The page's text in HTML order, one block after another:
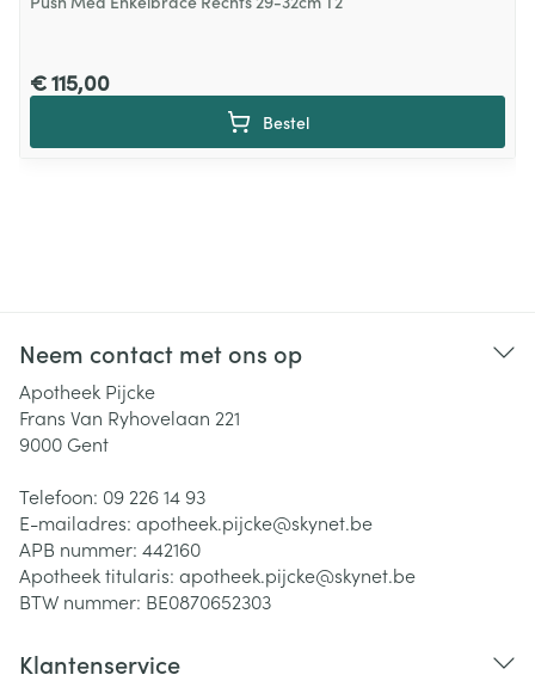
€ 115,00
Bestel
Neem contact met ons op
Apotheek Pijcke
Frans Van Ryhovelaan 221
9000 Gent
Telefoon: 09 226 14 93
E-mailadres: apotheek.pijcke@skynet.be
APB nummer: 442160
Apotheek titularis: apotheek.pijcke@skynet.be
BTW nummer: BE0870652303
Klantenservice